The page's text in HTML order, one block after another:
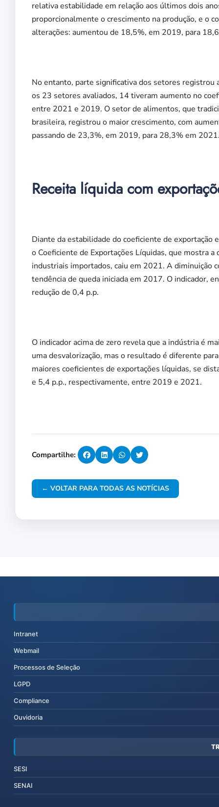
relativa estabilidade em relação aos últimos dois
proporcionalmente o crescimento na produção, e o
alterações: aumentou de 18,5%, em 2019, para
No entanto, parte significativa dos setores registrou
os 23 setores avaliados, 14 tiveram aumento no
entre 2021 e 2019. O setor de alimentos, que
brasileira, registrou o maior crescimento, com
passando de 23,3%, em 2019, para 28,3% em
Receita líquida com
Diante da estabilidade do coeficiente de
o Coeficiente de Exportações Líquidas, que mostra
industriais importados, caiu em 2021. A diminuição
tendência de queda iniciada em 2017. O indicador,
redução de 0,4 p.p.
O indicador acima de zero revela que a indústria é
uma desvalorização, mas o resultado é diferente
maiores coeficientes de exportações líquidas, se
e 5,4 p.p., respectivamente, entre 2019 e 2021.
Compartilhe:
← VOLTAR PARA TODAS AS NOTÍCIAS
Intranet
Webmail
Processos de Seleção
LGPD
Compliance
Ouvidoria
SESI
SENAI